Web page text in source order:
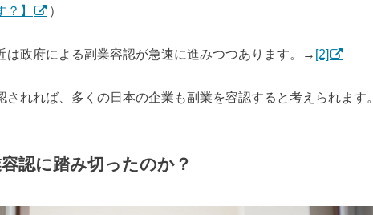
】
）
は政府による副業容認が急速に進みつつあります。→ [2]
れれば、多くの日本の企業も副業を容認すると考えられます。
認に踏み切ったのか？